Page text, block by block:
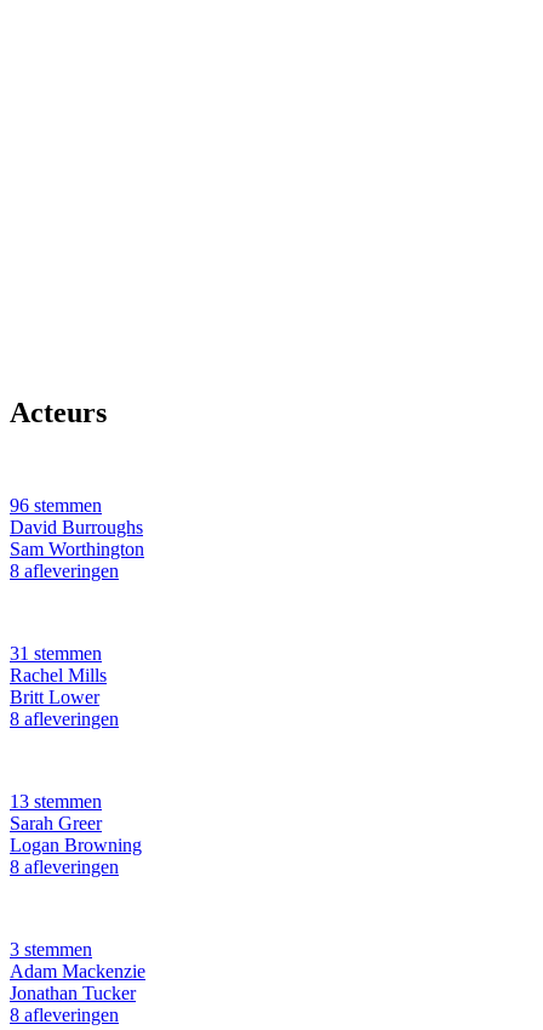
Acteurs
96 stemmen
David Burroughs
Sam Worthington
8 afleveringen
31 stemmen
Rachel Mills
Britt Lower
8 afleveringen
13 stemmen
Sarah Greer
Logan Browning
8 afleveringen
3 stemmen
Adam Mackenzie
Jonathan Tucker
8 afleveringen